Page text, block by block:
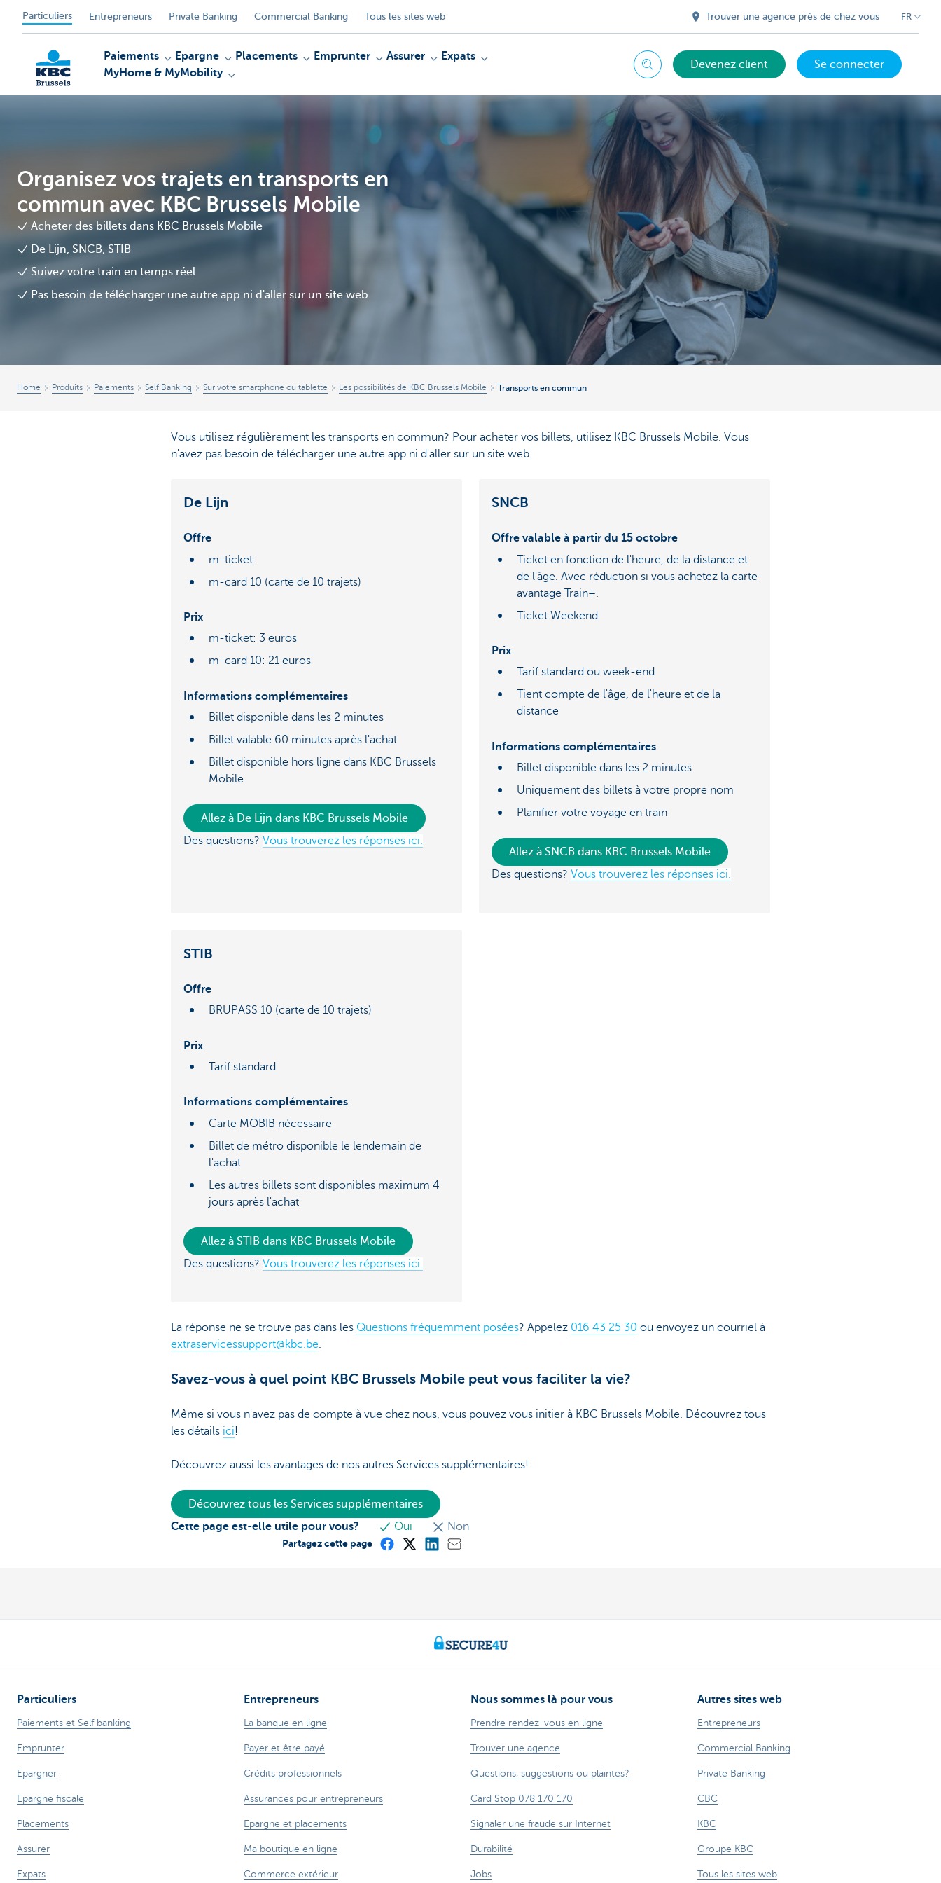
Particuliers Entrepreneurs Private Banking Commercial Banking Tous les sites web Trouver une agence près de chez vous FR
Paiements Epargne Placements Emprunter Assurer
Expats
MyHome & MyMobility
ChercherDevenez client Se connecter
Organisez vos trajets en transports en
commun avec KBC Brussels Mobile
Acheter des billets dans KBC Brussels Mobile
De Lijn, SNCB, STIB
Suivez votre train en temps réel
Pas besoin de télécharger une autre app ni d'aller sur un site web
Home Produits Paiements Self Banking Sur votre smartphone ou tablette Les possibilités de KBC Brussels Mobile Transports en commun
Vous utilisez régulièrement les transports en commun? Pour acheter vos billets, utilisez KBC Brussels Mobile. Vous
n'avez pas besoin de télécharger une autre app ni d'aller sur un site web.
De Lijn
Offre
m-ticket
m-card 10 (carte de 10 trajets)
Prix
m-ticket: 3 euros
m-card 10: 21 euros
Informations complémentaires
Billet disponible dans les 2 minutes
Billet valable 60 minutes après l'achat
Billet disponible hors ligne dans KBC Brussels
Mobile
Allez à De Lijn dans KBC Brussels Mobile
Des questions? Vous trouverez les réponses ici.
SNCB
Offre valable à partir du 15 octobre
Ticket en fonction de l'heure, de la distance et
de l'âge. Avec réduction si vous achetez la carte
avantage Train+.
Ticket Weekend
Prix
Tarif standard ou week-end
Tient compte de l'âge, de l'heure et de la
distance
Informations complémentaires
Billet disponible dans les 2 minutes
Uniquement des billets à votre propre nom
Planifier votre voyage en train
Allez à SNCB dans KBC Brussels Mobile
Des questions? Vous trouverez les réponses ici.
STIB
Offre
BRUPASS 10 (carte de 10 trajets)
Prix
Tarif standard
Informations complémentaires
Carte MOBIB nécessaire
Billet de métro disponible le lendemain de
l'achat
Les autres billets sont disponibles maximum 4
jours après l'achat
Allez à STIB dans KBC Brussels Mobile
Des questions? Vous trouverez les réponses ici.
La réponse ne se trouve pas dans les Questions fréquemment posées? Appelez 016 43 25 30 ou envoyez un courriel à
extraservicessupport@kbc.be.
Savez-vous à quel point KBC Brussels Mobile peut vous faciliter la vie?
Même si vous n'avez pas de compte à vue chez nous, vous pouvez vous initier à KBC Brussels Mobile. Découvrez tous
les détails ici!
Découvrez aussi les avantages de nos autres Services supplémentaires!
Découvrez tous les Services supplémentaires
Cette page est-elle utile pour vous?
Oui Non
Partagez cette page
Particuliers
Paiements et Self banking
Emprunter
Epargner
Epargne fiscale
Placements
Assurer
Expats
Entrepreneurs
La banque en ligne
Payer et être payé
Crédits professionnels
Assurances pour entrepreneurs
Epargne et placements
Ma boutique en ligne
Commerce extérieur
Nous sommes là pour vous
Prendre rendez-vous en ligne
Trouver une agence
Questions, suggestions ou plaintes?
Card Stop 078 170 170
Signaler une fraude sur Internet
Durabilité
Jobs
Autres sites web
Entrepreneurs
Commercial Banking
Private Banking
CBC
KBC
Groupe KBC
Tous les sites web